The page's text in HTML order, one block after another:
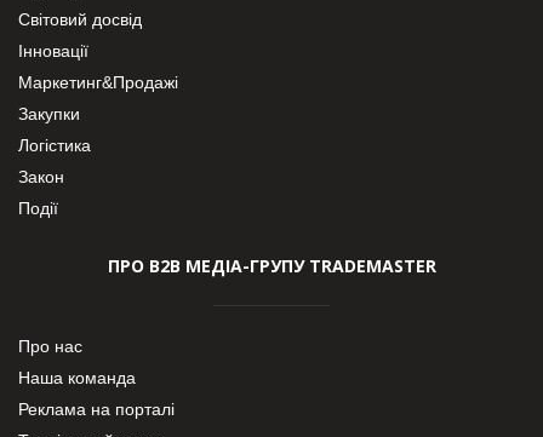
Світовий досвід
Інновації
Маркетинг&Продажі
Закупки
Логістика
Закон
Події
ПРО В2В МЕДІА-ГРУПУ TRADEMASTER
Про нас
Наша команда
Реклама на порталі